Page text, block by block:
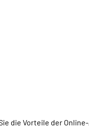
die Vorteile der